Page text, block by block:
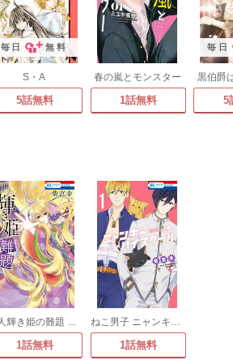
毎日 無料
S・A
5話無料
春の嵐とモンスター
1話無料
毎日
黒伯爵
5
罪人輝き姫の難題 ―柴宮幸短編集―
1話無料
ねこ男子 ニャンキーハイスクール
1話無料